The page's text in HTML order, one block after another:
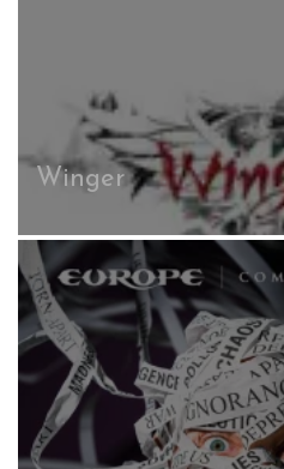
Winger